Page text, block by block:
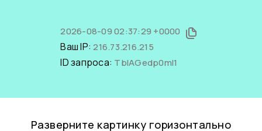
2026-08-09 02:37:29 +0000
Ваш IP:216.73.216.215
ID запроса: TbIAGedp0mI1
Разверните картинку горизонтально